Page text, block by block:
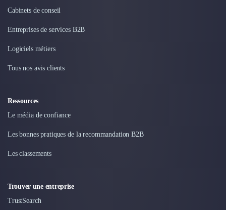
Cabinets de conseil
Entreprises de services B2B
Logiciels métiers
Tous nos avis clients
Ressources
Le média de confiance
Les bonnes pratiques de la recommandation B2B
Les classements
Trouver une entreprise
TrustSearch